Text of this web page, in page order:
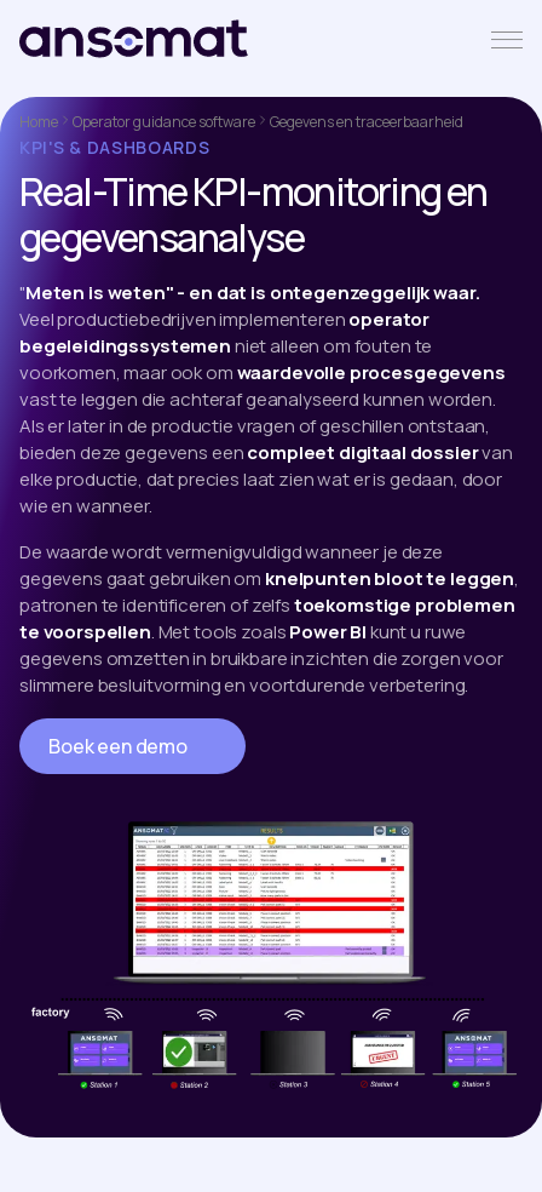
Home Operator guidance software Gegevens en traceerbaarheid
KPI'S & DASHBOARDS
Real-Time KPI-monitoring en
gegevensanalyse
"Meten is weten" - en dat is ontegenzeggelijk waar.
Veel productiebedrijven implementerenoperator
begeleidingssystemenniet alleen om fouten te
voorkomen, maar ook omwaardevolle procesgegevens
vast te leggen die achteraf geanalyseerd kunnen worden.
Als er later in de productie vragen of geschillen ontstaan,
bieden deze gegevens eencompleet digitaal dossiervan
elke productie, dat precies laat zien wat er is gedaan, door
wie en wanneer.
De waarde wordt vermenigvuldigd wanneer je deze
gegevens gaat gebruiken om knelpunten bloot te leggen,
patronen te identificeren of zelfstoekomstige problemen
te voorspellen. Met tools zoalsPower BIkunt u ruwe
gegevens omzetten in bruikbare inzichten die zorgen voor
slimmere besluitvorming en voortdurende verbetering.
Boek een demo